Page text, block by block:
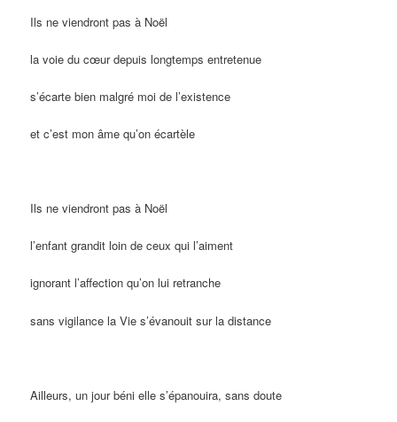
Ils ne viendront pas à Noël
la voie du cœur depuis longtemps entretenue
s’écarte bien malgré moi de l’existence
et c’est mon âme qu’on écartèle
Ils ne viendront pas à Noël
l’enfant grandit loin de ceux qui l’aiment
ignorant l’affection qu’on lui retranche
sans vigilance la Vie s’évanouit sur la distance
Ailleurs, un jour béni elle s’épanouira, sans doute